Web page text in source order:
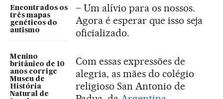
Encontrados os
três mapas
genéticos do
autismo
Menino
britânico de 10
anos corrige
Museu de
História
Natural de
– Um alívio para os nossos.
Agora é esperar que isso seja
oficializado.
Com essas expressões de
alegria, as mães do colégio
religioso San Antonio de